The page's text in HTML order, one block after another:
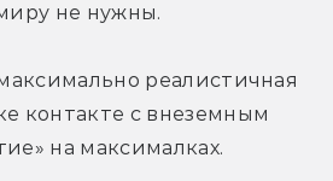
не нужны.
реалистичная
контакте с внеземным
на максималках.